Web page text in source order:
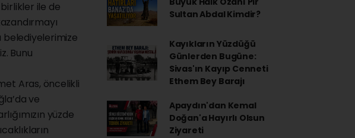
birlikler ile de
belediyelerimize
Bunu
Aras, öncelikli
ve
yüzde
Sultan Abdal Kimdir?
Kayıkların Yüzdüğü
Günlerden Bugüne:
Sivas'ın Kayıp Cenneti
Ethem Bey Barajı
Apaydın'dan Kemal
Doğan'a Hayırlı Olsun
Ziyareti